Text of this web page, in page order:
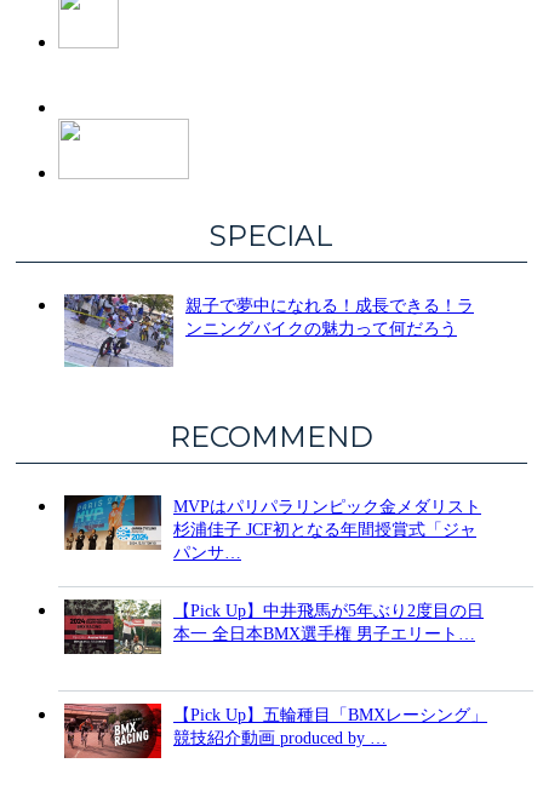
SPECIAL
親子で夢中になれる！成長できる！ラ
ンニングバイクの魅力って何だろう
RECOMMEND
MVPはパリパラリンピック金メダリスト
杉浦佳子 JCF初となる年間授賞式「ジャ
パンサ…
【Pick Up】中井飛馬が5年ぶり2度目の日
本一 全日本BMX選手権 男子エリート…
【Pick Up】五輪種目「BMXレーシング」
競技紹介動画 produced by …